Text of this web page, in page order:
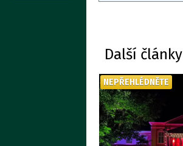
Další články
NEPŘEHLÉDNĚTE